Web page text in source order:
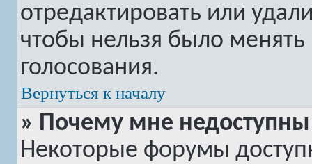
отредактировать или
чтобы нельзя было
голосования.
Вернуться к началу
» Почему мне
Некоторые форумы